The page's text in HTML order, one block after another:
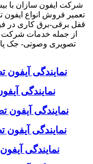
شرکت ایفون سازان با
تعمیر فروش انواع
قفل برقی-برق کاری در
از جمله خدمات شرکت
تصویری وصوتی- جک
نمایندگی
نمایندگی
نمایندگی آیفون
نمایندگی
نمایندگی